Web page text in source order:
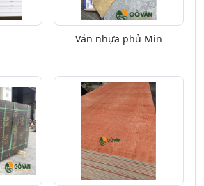
Ván nhựa phủ Min